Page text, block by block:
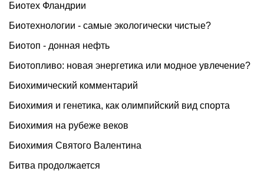
Биотех Фландрии
Биотехнологии - самые экологически чистые?
Биотоп - донная нефть
Биотопливо: новая энергетика или модное увлечение?
Биохимический комментарий
Биохимия и генетика, как олимпийский вид спорта
Биохимия на рубеже веков
Биохимия Святого Валентина
Битва продолжается